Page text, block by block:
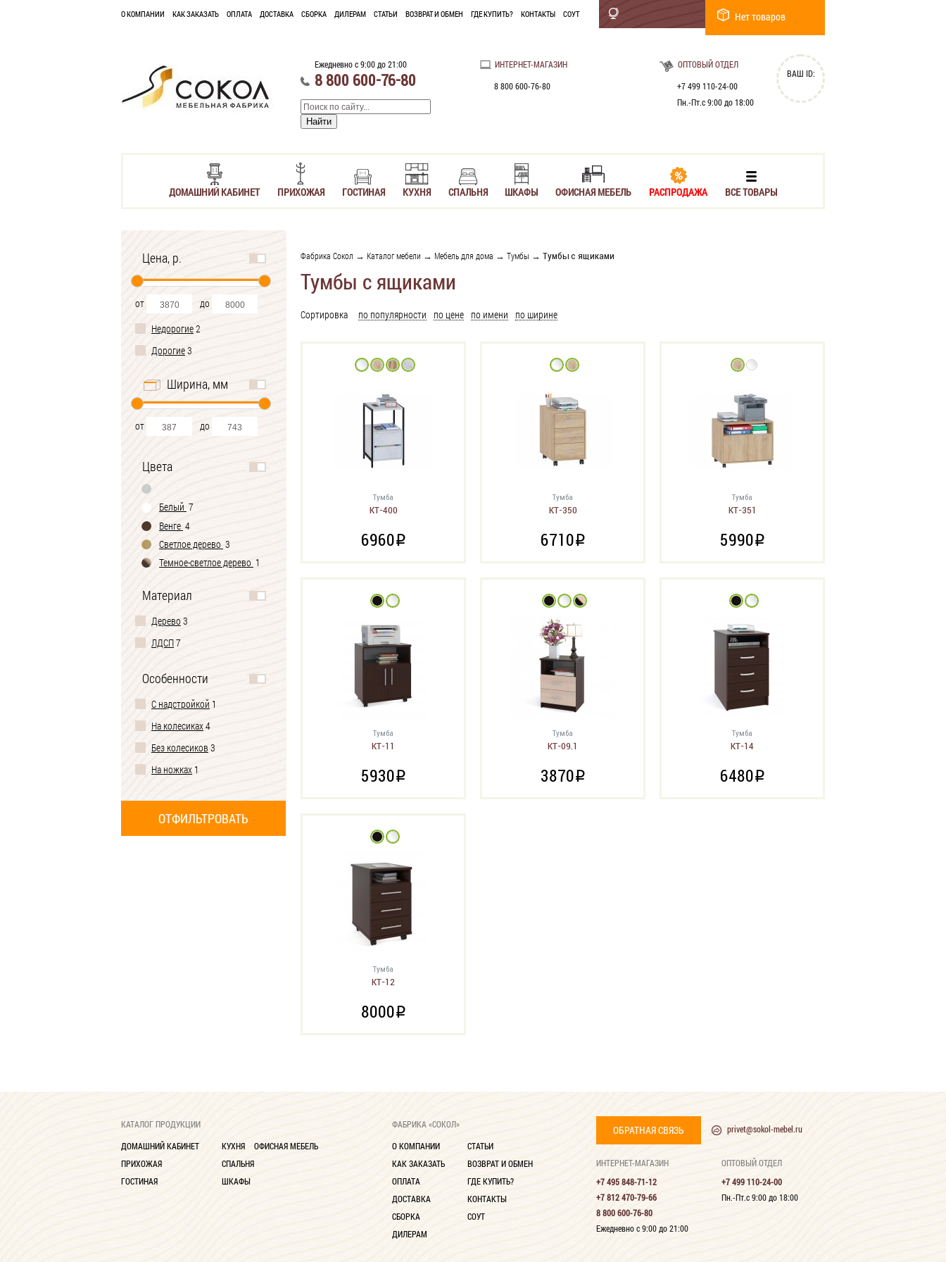
О КОМПАНИИ КАК ЗАКАЗАТЬ ОПЛАТА ДОСТАВКА СБОРКА ДИЛЕРАМ СТАТЬИ ВОЗВРАТ И ОБМЕН ГДЕ КУПИТЬ? КОНТАКТЫ СОУТ Нет товаров
Ежедневно с 9:00 до 21:00
8 800 600-76-80
ИНТЕРНЕТ-МАГАЗИН
8 800 600-76-80
ОПТОВЫЙ ОТДЕЛ
+7 499 110-24-00
Пн.-Пт.с 9:00 до 18:00
ВАШ ID:
ДОМАШНИЙ КАБИНЕТ ПРИХОЖАЯ ГОСТИНАЯ КУХНЯ СПАЛЬНЯ ШКАФЫ ОФИСНАЯ МЕБЕЛЬ РАСПРОДАЖА ВСЕ ТОВАРЫ
Цена, р.
от
до
Недорогие2
Дорогие3
Ширина, мм
от до
Цвета
Белый 7
Венге 4
Светлое дерево 3
Темное-cветлое дерево 1
Материал
Дерево 3
ЛДСП7
Особенности
С надстройкой 1
На колесиках4
Без колесиков 3
На ножках 1
3 ящика 3
Фабрика Сокол → Каталог мебели → Мебель для дома → Тумбы → Тумбы с ящиками
Тумбы с ящиками
Сортировка по популярности по цене по имени по ширине
Тумба
КТ-400
6960i
Тумба
КТ-350
6710i
Тумба
КТ-351
5990i
Тумба
КТ-11
5930i
Тумба
КТ-09.1
3870i
Тумба
КТ-14
6480i
Тумба
КТ-12
8000i
КАТАЛОГ ПРОДУКЦИИ
ДОМАШНИЙ КАБИНЕТ
ПРИХОЖАЯ
ГОСТИНАЯ
КУХНЯ
СПАЛЬНЯ
ШКАФЫ
ОФИСНАЯ МЕБЕЛЬ
ФАБРИКА «СОКОЛ»
О КОМПАНИИ
КАК ЗАКАЗАТЬ
ОПЛАТА
ДОСТАВКА
СБОРКА
ДИЛЕРАМ
СТАТЬИ
ВОЗВРАТ И ОБМЕН
ГДЕ КУПИТЬ?
КОНТАКТЫ
СОУТ
ОБРАТНАЯ СВЯЗЬ privet@sokol-mebel.ru
ИНТЕРНЕТ-МАГАЗИН
+7 495 848-71-12
+7 812 470-79-66
8 800 600-76-80
Ежедневно с 9:00 до 21:00
ОПТОВЫЙ ОТДЕЛ
+7 499 110-24-00
Пн.-Пт.с 9:00 до 18:00